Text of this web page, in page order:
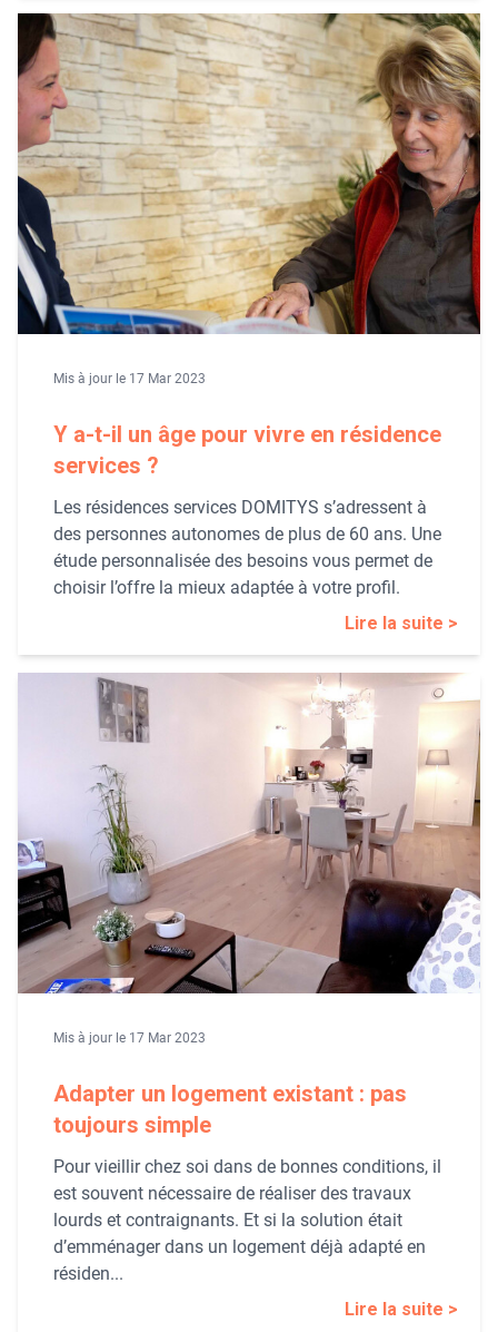
Mis à jour le 17 Mar 2023
Y a-t-il un âge pour vivre en résidence
services ?
Les résidences services DOMITYS s’adressent à
des personnes autonomes de plus de 60 ans. Une
étude personnalisée des besoins vous permet de
choisir l’offre la mieux adaptée à votre profil.
Lire la suite >
Mis à jour le 17 Mar 2023
Adapter un logement existant : pas
toujours simple
Pour vieillir chez soi dans de bonnes conditions, il
est souvent nécessaire de réaliser des travaux
lourds et contraignants. Et si la solution était
d’emménager dans un logement déjà adapté en
résiden...
Lire la suite >